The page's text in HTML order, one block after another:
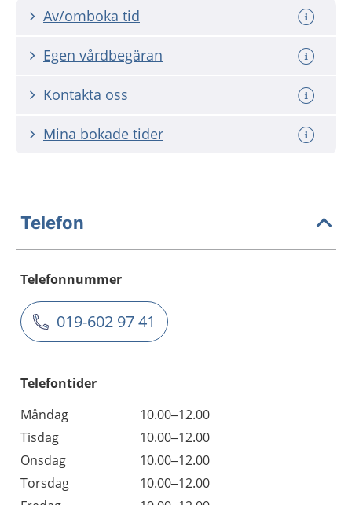
Av/omboka tid
Egen vårdbegäran
Kontakta oss
Mina bokade tider
Telefon
Telefonnummer
019-602 97 41
Telefontider
Måndag
10.00–12.00
Tisdag
10.00–12.00
Onsdag
10.00–12.00
Torsdag
10.00–12.00